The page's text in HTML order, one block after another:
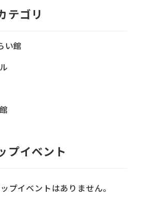
テゴリ
い館
プイベント
プイベントはありません。